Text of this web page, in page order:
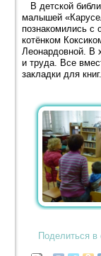
В детской
малышей
познакомились
котёнком
Леонардовной. В
и труда. Все
закладки для
Поделиться в